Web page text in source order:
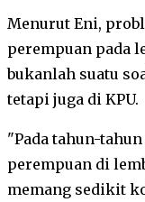
Menurut Eni,
perempuan pada
bukanlah suatu
tetapi juga di KPU.
"Pada tahun-
perempuan di
memang sedikit